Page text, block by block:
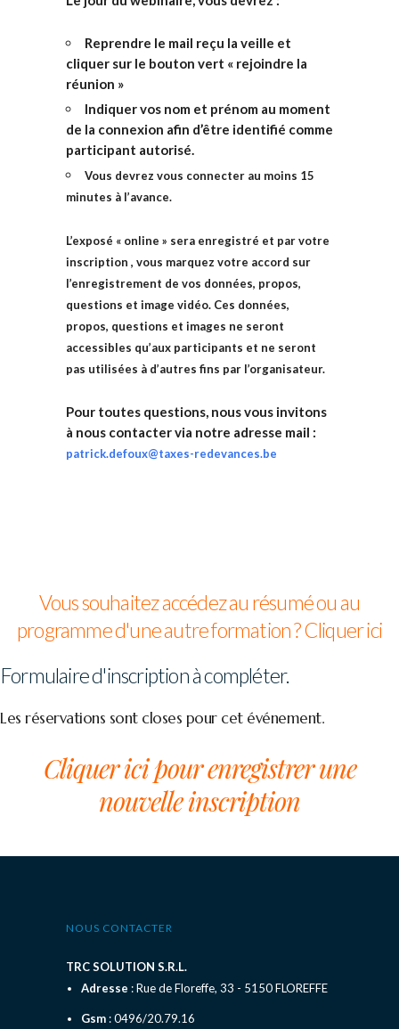
Reprendre le mail reçu la veille et
cliquer sur le bouton vert « rejoindre la
réunion »
Indiquer vos nom et prénom au moment
de la connexion afin d’être identifié comme
participant autorisé.
Vous devrez vous connecter au moins 15
minutes à l’avance.
L’exposé « online » sera enregistré et par votre
inscription , vous marquez votre accord sur
l’enregistrement de vos données, propos,
questions et image vidéo. Ces données,
propos, questions et images ne seront
accessibles qu’aux participants et ne seront
pas utilisées à d’autres fins par l’organisateur.
Pour toutes questions, nous vous invitons
à nous contacter via notre adresse mail :
patrick.defoux@taxes-redevances.be
Vous souhaitez accédez au résumé ou au
programme d'une autre formation ? Cliquer ici
Formulaire d'inscription à compléter.
Les réservations sont closes pour cet événement.
Cliquer ici pour enregistrer une
nouvelle inscription
NOUS CONTACTER
TRC SOLUTION S.R.L.
Adresse : Rue de Floreffe, 33 - 5150 FLOREFFE
Gsm: 0496/20.79.16